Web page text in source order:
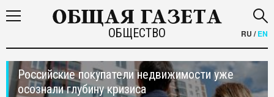
ОБЩЕСТВО RU /EN
Российские покупатели недвижимости уже
осознали глубину кризиса